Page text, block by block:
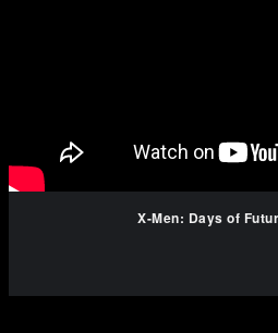
X-Men: Days of